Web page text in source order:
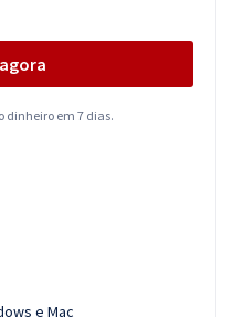
dinheiro em 7 dias.
e Mac